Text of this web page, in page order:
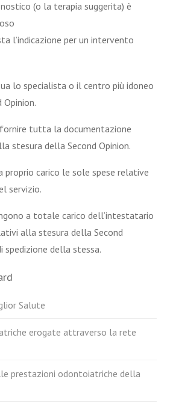
(o la terapia suggerita) è
l’indicazione per un intervento
lo specialista o il centro più idoneo
tutta la documentazione
stesura della Second Opinion.
proprio carico le sole spese relative
servizio.
a totale carico dell’intestatario
alla stesura della Second
spedizione della stessa.
Salute
erogate attraverso la rete
prestazioni odontoiatriche della